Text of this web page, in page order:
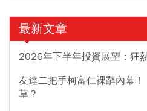
最新文章
2026年下半年投資展望：狂
友達二把手柯富仁裸辭內幕
草？